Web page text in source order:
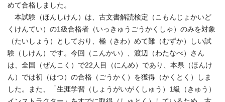
めて合格しました。
本試験（ほんしけん）は、古文書解読検定（こもんじょかいど
くけんてい）の1級合格者（いっきゅうごうかくしゃ）のみを対象
（たいしょう）としており、極（きわ）めて難（むずか）しい試
験（しけん）です。今回（こんかい）、渡辺（わたなべ）さん
は、全国（ぜんこく）で22人目（にんめ）であり、本県（ほんけ
ん）では初（はつ）の合格（ごうかく）を獲得（かくとく）しま
した。また、「生涯学習（しょうがいがくしゅう）1級（きゅう）